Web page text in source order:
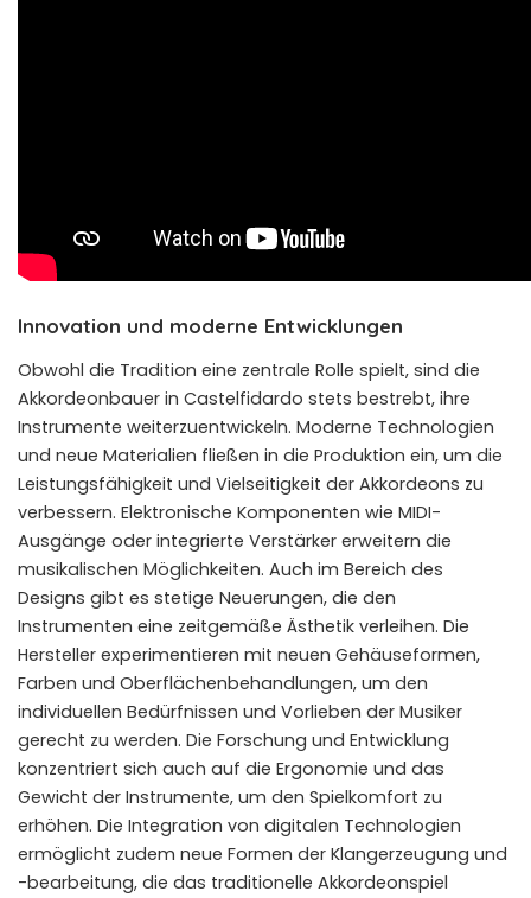
Innovation und moderne Entwicklungen
Obwohl die Tradition eine zentrale Rolle spielt, sind die
Akkordeonbauer in Castelfidardo stets bestrebt, ihre
Instrumente weiterzuentwickeln. Moderne Technologien
und neue Materialien fließen in die Produktion ein, um die
Leistungsfähigkeit und Vielseitigkeit der Akkordeons zu
verbessern. Elektronische Komponenten wie MIDI-
Ausgänge oder integrierte Verstärker erweitern die
musikalischen Möglichkeiten. Auch im Bereich des
Designs gibt es stetige Neuerungen, die den
Instrumenten eine zeitgemäße Ästhetik verleihen. Die
Hersteller experimentieren mit neuen Gehäuseformen,
Farben und Oberflächenbehandlungen, um den
individuellen Bedürfnissen und Vorlieben der Musiker
gerecht zu werden. Die Forschung und Entwicklung
konzentriert sich auch auf die Ergonomie und das
Gewicht der Instrumente, um den Spielkomfort zu
erhöhen. Die Integration von digitalen Technologien
ermöglicht zudem neue Formen der Klangerzeugung und
-bearbeitung, die das traditionelle Akkordeonspiel